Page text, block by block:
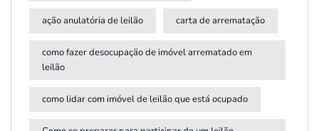
ação anulatória de leilão carta de arrematação
como fazer desocupação de imóvel arrematado em
leilão
como lidar com imóvel de leilão que está ocupado